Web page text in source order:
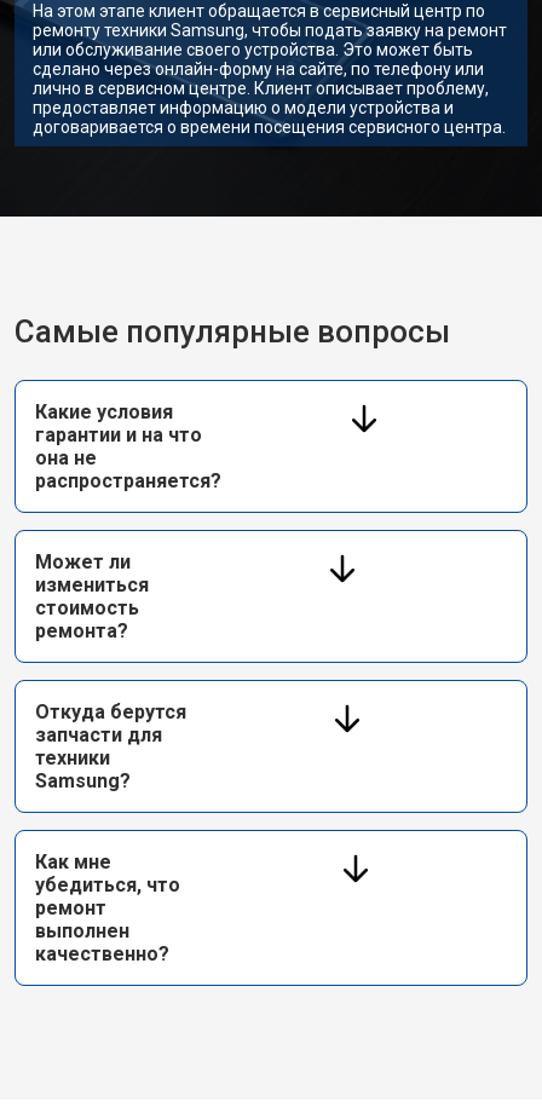
На этом этапе клиент обращается в сервисный центр по
ремонту техники Samsung, чтобы подать заявку на ремонт
или обслуживание своего устройства. Это может быть
сделано через онлайн-форму на сайте, по телефону или
лично в сервисном центре. Клиент описывает проблему,
предоставляет информацию о модели устройства и
договаривается о времени посещения сервисного центра.
Самые популярные вопросы
Какие условия
гарантии и на что
она не
распространяется?
Может ли
измениться
стоимость
ремонта?
Откуда берутся
запчасти для
техники
Samsung?
Как мне
убедиться, что
ремонт
выполнен
качественно?